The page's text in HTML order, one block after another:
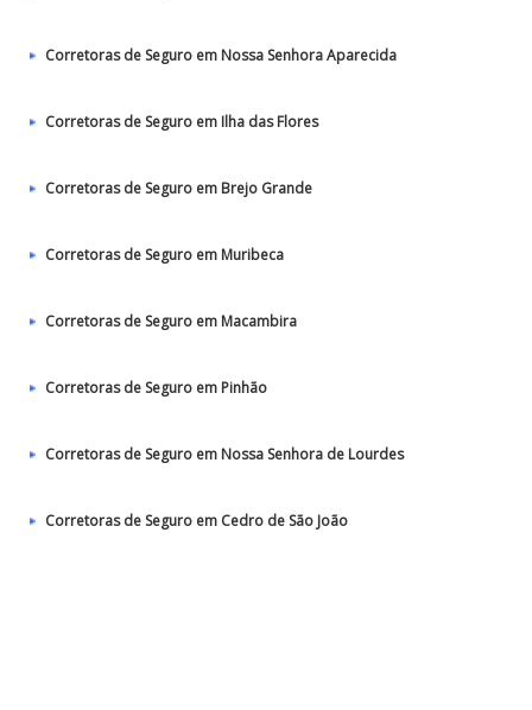
Corretoras de Seguro em Nossa Senhora Aparecida
Corretoras de Seguro em Ilha das Flores
Corretoras de Seguro em Brejo Grande
Corretoras de Seguro em Muribeca
Corretoras de Seguro em Macambira
Corretoras de Seguro em Pinhão
Corretoras de Seguro em Nossa Senhora de Lourdes
Corretoras de Seguro em Cedro de São João